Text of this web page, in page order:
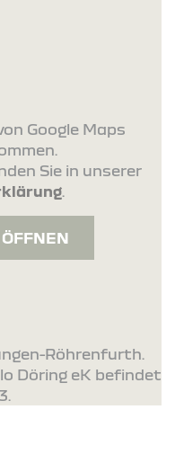
Google Maps
Sie in unserer
.
Röhrenfurth.
Döring eK befindet